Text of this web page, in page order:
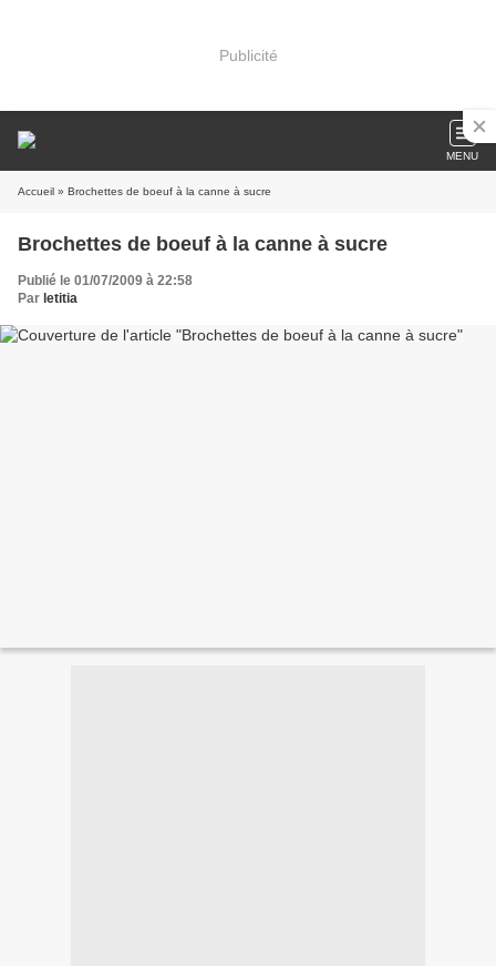
Publicité
MENU
Accueil » Brochettes de boeuf à la canne à sucre
Brochettes de boeuf à la canne à sucre
Publié le 01/07/2009 à 22:58
Par letitia